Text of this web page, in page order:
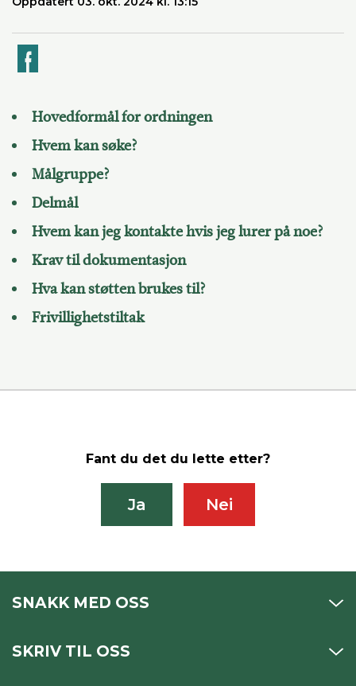
Hovedformål for ordningen
Hvem kan søke?
Målgruppe?
Delmål
Hvem kan jeg kontakte hvis jeg lurer på noe?
Krav til dokumentasjon
Hva kan støtten brukes til?
Frivillighetstiltak
Fant du det du lette etter?
Ja Nei
SNAKK MED OSS
SKRIV TIL OSS